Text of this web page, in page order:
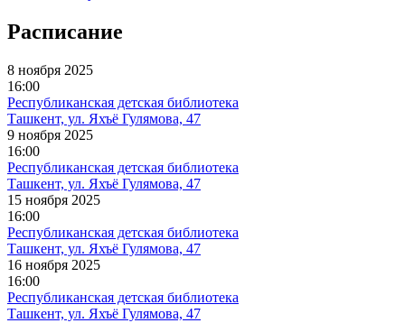
Расписание
8 ноября 2025
16:00
Республиканская детская библиотека
Ташкент, ул. Яхъё Гулямова, 47
9 ноября 2025
16:00
Республиканская детская библиотека
Ташкент, ул. Яхъё Гулямова, 47
15 ноября 2025
16:00
Республиканская детская библиотека
Ташкент, ул. Яхъё Гулямова, 47
16 ноября 2025
16:00
Республиканская детская библиотека
Ташкент, ул. Яхъё Гулямова, 47